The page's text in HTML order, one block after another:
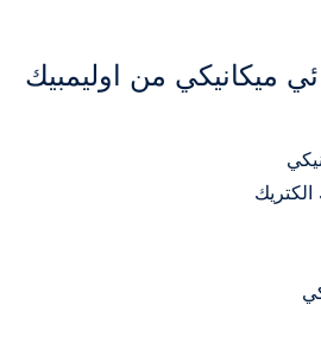
ميكانيكي من اوليمبيك
الكتريك